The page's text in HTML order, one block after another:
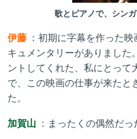
歌とピアノで、シン
伊藤 ：初期に字幕を作った
キュメンタリーがありました
ントしてくれた、私にとって
で、この映画の仕事が来たと
た。
加賀山 ：まったくの偶然だっ